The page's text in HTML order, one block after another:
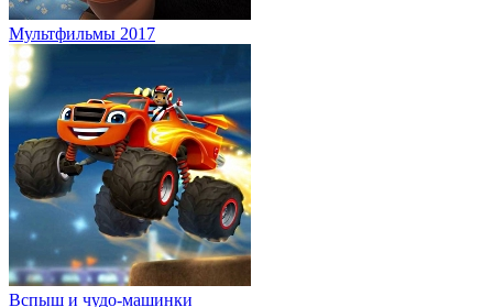
Мультфильмы 2017
Вспыш и чудо-машинки